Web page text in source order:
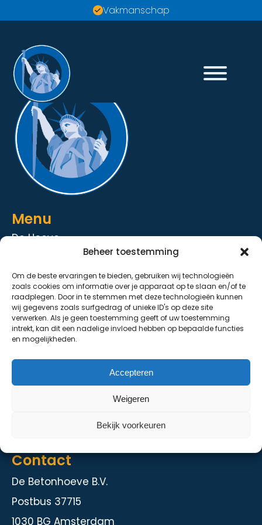
Beheer toestemming
Om de beste ervaringen te bieden, gebruiken wij technologieën
zoals cookies om informatie over je apparaat op te slaan en/of te
raadplegen. Door in te stemmen met deze technologieën kunnen
wij gegevens zoals surfgedrag of unieke ID's op deze site
verwerken. Als je geen toestemming geeft of uw toestemming
intrekt, kan dit een nadelige invloed hebben op bepaalde functies
en mogelijkheden.
Accepteren
Weigeren
Bekijk voorkeuren
Vakmanschap
Menu
De Hoeve
De Strandhoeve
De Grondhoeve
Over ons
Contact
Diensten
Kelder en staalbouw
Herstelmethodieken
Contact
De Betonhoeve B.V.
Postbus 37715
1030 BG Amsterdam